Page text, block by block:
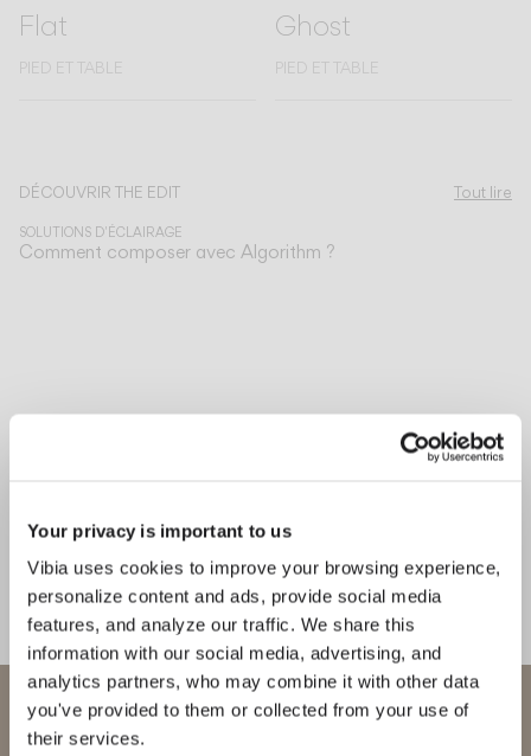
Your privacy is important to us
Vibia uses cookies to improve your browsing experience,
personalize content and ads, provide social media
features, and analyze our traffic. We share this
information with our social media, advertising, and
analytics partners, who may combine it with other data
you've provided to them or collected from your use of
their services.
Flat
PIED ET TABLE
Ghost
PIED ET TABLE
DÉCOUVRIR THE EDIT
Découvrez-en plus sur Algorithm Free et toutes nos collections.Tout lire
SOLUTIONS D'ÉCLAIRAGE
Comment composer avec Algorithm ?
Bienvenue chez Vibia